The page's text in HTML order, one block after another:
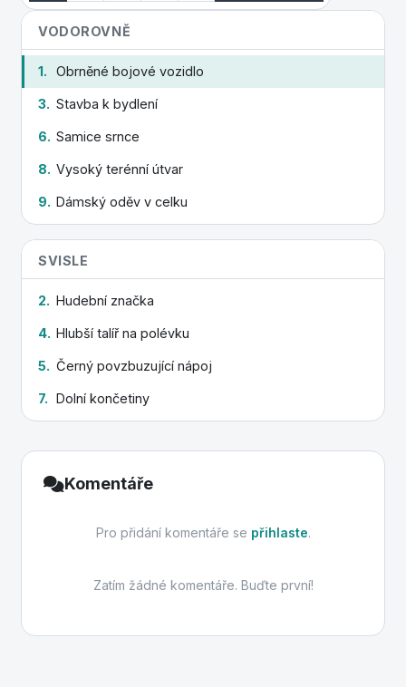
VODOROVNĚ
1. Obrněné bojové vozidlo
3. Stavba k bydlení
6. Samice srnce
8. Vysoký terénní útvar
9. Dámský oděv v celku
SVISLE
2. Hudební značka
4. Hlubší talíř na polévku
5. Černý povzbuzující nápoj
7. Dolní končetiny
Komentáře
Pro přidání komentáře se přihlaste.
Zatím žádné komentáře. Buďte první!